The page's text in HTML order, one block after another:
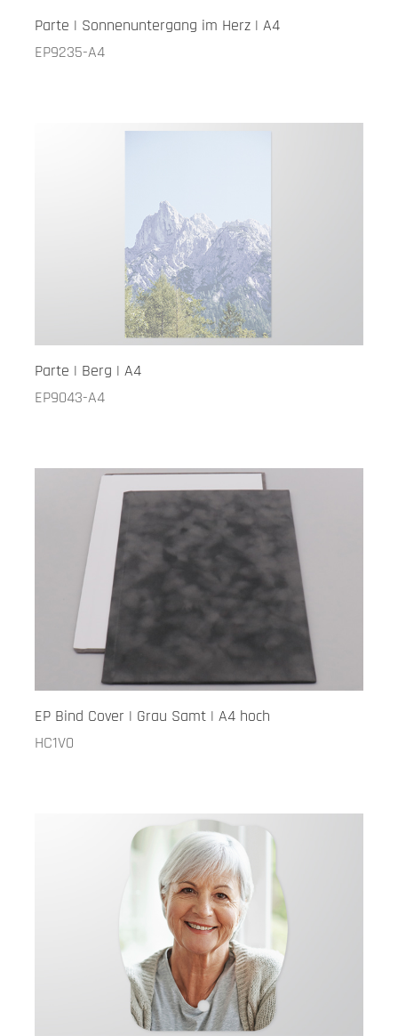
Parte | Sonnenuntergang im Herz | A4
EP9235-A4
Parte | Berg | A4
EP9043-A4
EP Bind Cover | Grau Samt | A4 hoch
HC1V0